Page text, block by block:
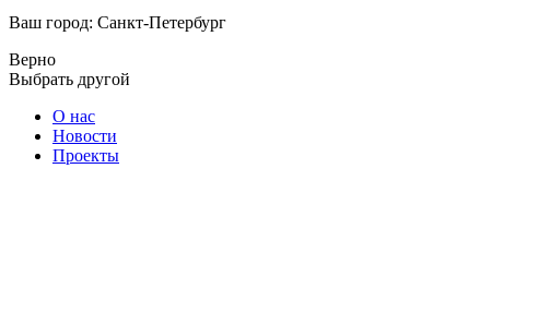
Ваш город: Санкт-Петербург
Верно
Выбрать другой
О нас
Новости
Проекты